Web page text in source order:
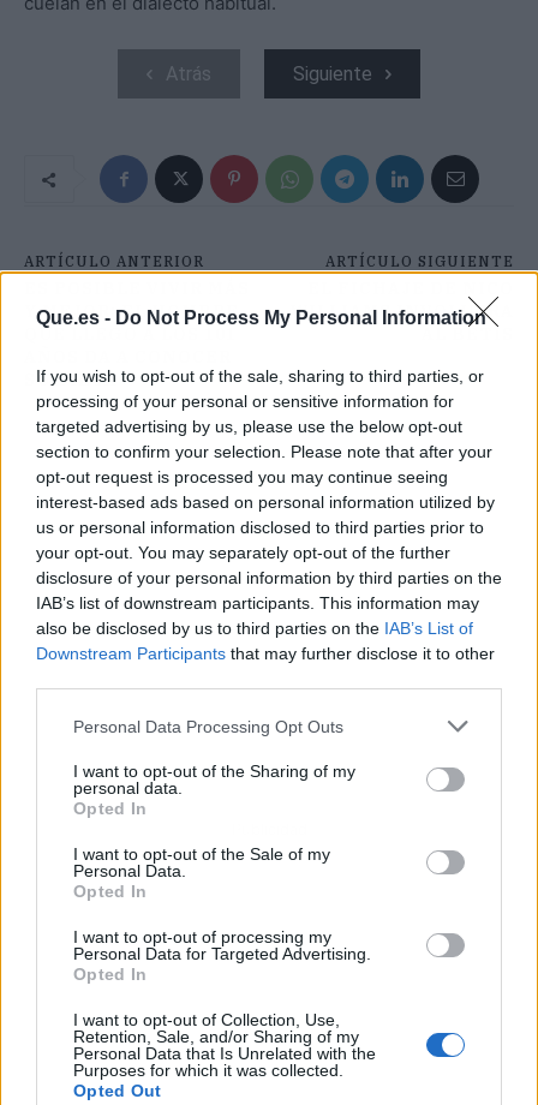
Que.es - Do Not Process My Personal Information
If you wish to opt-out of the sale, sharing to third parties, or
processing of your personal or sensitive information for
targeted advertising by us, please use the below opt-out
section to confirm your selection. Please note that after your
opt-out request is processed you may continue seeing
interest-based ads based on personal information utilized by
us or personal information disclosed to third parties prior to
your opt-out. You may separately opt-out of the further
disclosure of your personal information by third parties on the
IAB’s list of downstream participants. This information may
also be disclosed by us to third parties on the IAB’s List of
Downstream Participants that may further disclose it to other
Personal Data Processing Opt Outs
I want to opt-out of the Sharing of my
personal data.
Opted In
I want to opt-out of the Sale of my
Personal Data.
Opted In
I want to opt-out of processing my
Personal Data for Targeted Advertising.
Opted In
I want to opt-out of Collection, Use,
Retention, Sale, and/or Sharing of my
Personal Data that Is Unrelated with the
Purposes for which it was collected.
Opted Out
Atrás Siguiente
ARTÍCULO ANTERIOR
Y MEJOR: EL HOMBRE
QUE LLEGÓ A LOS 101
SU DIETA
ARTÍCULO SIGUIENTE
WILLIAMS INVOLUCRA
AL BETIS